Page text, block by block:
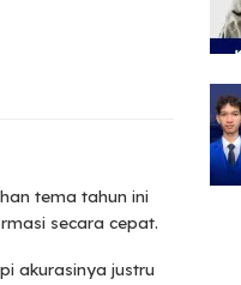
tema tahun ini
secara cepat.
akurasinya justru